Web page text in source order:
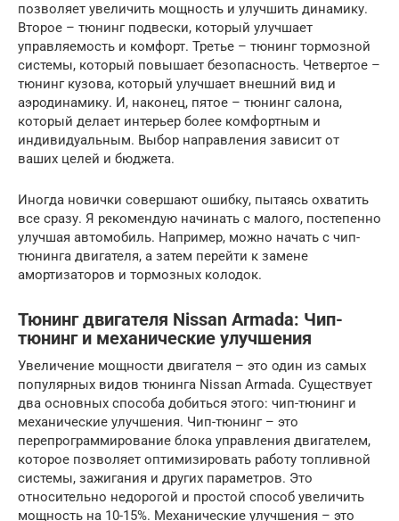
позволяет увеличить мощность и улучшить динамику.
Второе – тюнинг подвески, который улучшает
управляемость и комфорт. Третье – тюнинг тормозной
системы, который повышает безопасность. Четвертое –
тюнинг кузова, который улучшает внешний вид и
аэродинамику. И, наконец, пятое – тюнинг салона,
который делает интерьер более комфортным и
индивидуальным. Выбор направления зависит от
ваших целей и бюджета.
Иногда новички совершают ошибку, пытаясь охватить
все сразу. Я рекомендую начинать с малого, постепенно
улучшая автомобиль. Например, можно начать с чип-
тюнинга двигателя, а затем перейти к замене
амортизаторов и тормозных колодок.
Тюнинг двигателя Nissan Armada: Чип-
тюнинг и механические улучшения
Увеличение мощности двигателя – это один из самых
популярных видов тюнинга Nissan Armada. Существует
два основных способа добиться этого: чип-тюнинг и
механические улучшения. Чип-тюнинг – это
перепрограммирование блока управления двигателем,
которое позволяет оптимизировать работу топливной
системы, зажигания и других параметров. Это
относительно недорогой и простой способ увеличить
мощность на 10-15%. Механические улучшения – это